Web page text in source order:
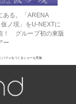
ある。「ARENA
ノ現」をU-NEXTに
！ グループ初の東阪
ー
パフェをつくるショーも実施